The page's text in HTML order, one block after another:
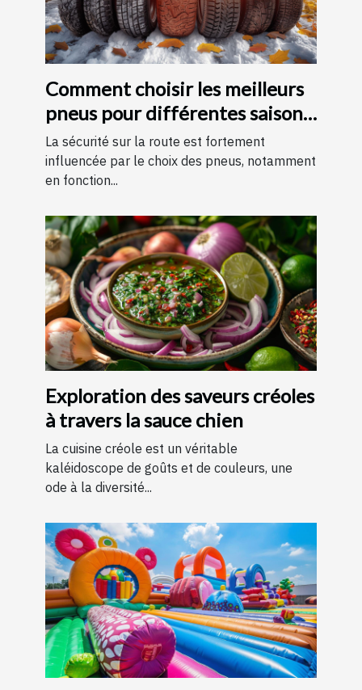
Comment choisir les meilleurs
pneus pour différentes saisons
?
La sécurité sur la route est fortement
influencée par le choix des pneus, notamment
en fonction...
Exploration des saveurs créoles
à travers la sauce chien
La cuisine créole est un véritable
kaléidoscope de goûts et de couleurs, une
ode à la diversité...